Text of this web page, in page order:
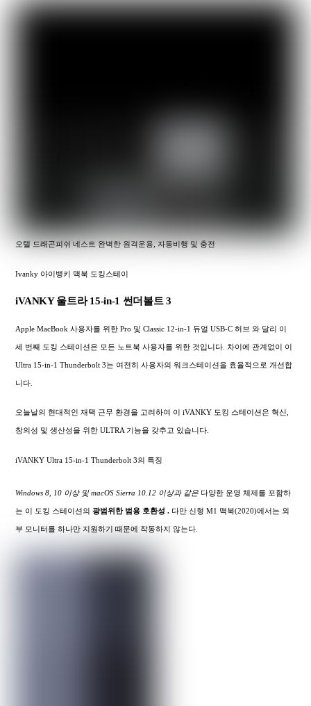
오텔 드래곤피쉬 네스트 완벽한 원격운용, 자동비행 및 충전
Ivanky 아이뱅키 맥북 도킹스테이
iVANKY 울트라 15-in-1 썬더볼트 3
Apple MacBook 사용자를 위한 Pro 및 Classic 12-in-1 듀얼 USB-C 허브 와 달리 이
세 번째 도킹 스테이션은 모든 노트북 사용자를 위한 것입니다. 차이에 관계없이 이
Ultra 15-in-1 Thunderbolt 3는 여전히 사용자의 워크스테이션을 효율적으로 개선합
니다.
오늘날의 현대적인 재택 근무 환경을 고려하여 이 iVANKY 도킹 스테이션은 혁신,
창의성 및 생산성을 위한 ULTRA 기능을 갖추고 있습니다.
iVANKY Ultra 15-in-1 Thunderbolt 3의 특징
Windows 8, 10 이상 및 macOS Sierra 10.12 이상과 같은 다양한 운영 체제를 포함하
는 이 도킹 스테이션의광범위한 범용 호환성 . 다만 신형 M1 맥북(2020)에서는 외
부 모니터를 하나만 지원하기 때문에 작동하지 않는다.